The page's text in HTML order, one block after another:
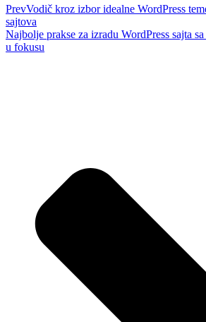
PrevVodič kroz izbor idealne WordPress
sajtova
Najbolje prakse za izradu WordPress sajta
u fokusu